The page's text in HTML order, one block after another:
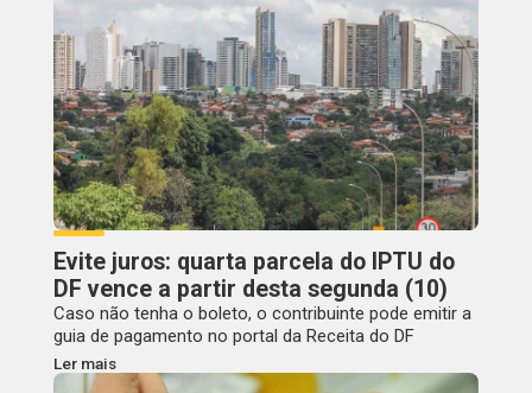
Evite juros: quarta parcela do IPTU do
DF vence a partir desta segunda (10)
Caso não tenha o boleto, o contribuinte pode emitir a
guia de pagamento no portal da Receita do DF
Ler mais